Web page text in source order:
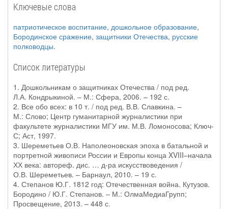
Ключевые слова
патриотическое воспитание, дошкольное образование,
Бородинское сражение, защитники Отечества, русские
полководцы.
Список литературы
1. Дошкольникам о защитниках Отечества / под ред.
Л.А. Кондрыкиной. – М.: Сфера, 2006. – 192 с.
2. Все обо всех: в 10 т. / под ред. В.В. Славкина. –
М.: Слово; Центр гуманитарной журналистики при
факультете журналистики МГУ им. М.В. Ломоносова; Ключ-
С; Аст, 1997.
3. Шереметьев О.В. Наполеоновская эпоха в батальной и
портретной живописи России и Европы конца XVIII–начала
ХХ века: автореф. дис. … д-ра искусствоведения /
О.В. Шереметьев. – Барнаул, 2010. – 19 с.
4. Степанов Ю.Г. 1812 год: Отечественная война. Кутузов.
Бородино / Ю.Г. Степанов. – М.: ОлмаМедиаГрупп;
Просвещение, 2013. – 448 с.